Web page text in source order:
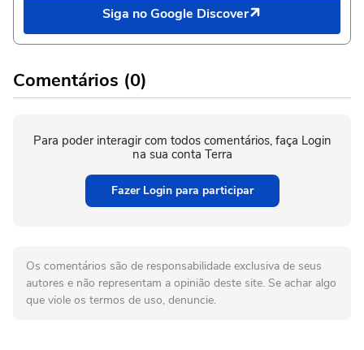
Siga no Google Discover
Comentários (0)
Para poder interagir com todos comentários, faça Login
na sua conta Terra
Fazer Login para participar
Os comentários são de responsabilidade exclusiva de seus
autores e não representam a opinião deste site. Se achar algo
que viole os termos de uso, denuncie.